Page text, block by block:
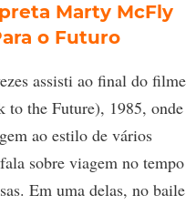
Marty McFly
o Futuro
assisti ao final do filme
to the Future), 1985, onde
ao estilo de vários
sobre viagem no tempo
Em uma delas, no baile